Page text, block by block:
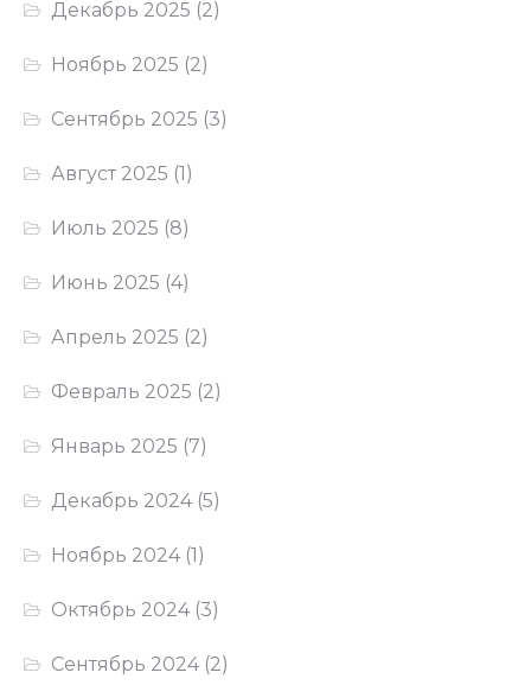
Декабрь 2025 (2)
Ноябрь 2025 (2)
Сентябрь 2025 (3)
Август 2025 (1)
Июль 2025 (8)
Июнь 2025 (4)
Апрель 2025 (2)
Февраль 2025 (2)
Январь 2025 (7)
Декабрь 2024(5)
Ноябрь 2024(1)
Октябрь 2024(3)
Сентябрь 2024(2)